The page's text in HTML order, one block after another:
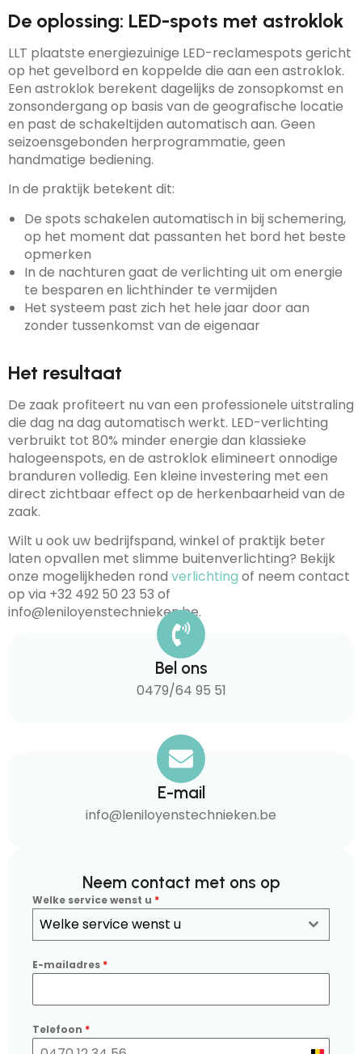
De oplossing: LED-spots met astroklok
LLT plaatste energiezuinige LED-reclamespots gericht
op het gevelbord en koppelde die aan een astroklok.
Een astroklok berekent dagelijks de zonsopkomst en
zonsondergang op basis van de geografische locatie
en past de schakeltijden automatisch aan. Geen
seizoensgebonden herprogrammatie, geen
handmatige bediening.
In de praktijk betekent dit:
De spots schakelen automatisch in bij schemering,
op het moment dat passanten het bord het beste
opmerken
In de nachturen gaat de verlichting uit om energie
te besparen en lichthinder te vermijden
Het systeem past zich het hele jaar door aan
zonder tussenkomst van de eigenaar
Het resultaat
De zaak profiteert nu van een professionele uitstraling
die dag na dag automatisch werkt. LED-verlichting
verbruikt tot 80% minder energie dan klassieke
halogeenspots, en de astroklok elimineert onnodige
branduren volledig. Een kleine investering met een
direct zichtbaar effect op de herkenbaarheid van de
zaak.
Wilt u ook uw bedrijfspand, winkel of praktijk beter
laten opvallen met slimme buitenverlichting? Bekijk
onze mogelijkheden rond verlichting of neem contact
op via +32 492 50 23 53 of
info@leniloyenstechnieken.be.
Bel ons
0479/64 95 51
E-mail
info@leniloyenstechnieken.be
Neem contact met ons op
Welke service wenst u *
Welke service wenst u
E-mailadres *
Telefoon *